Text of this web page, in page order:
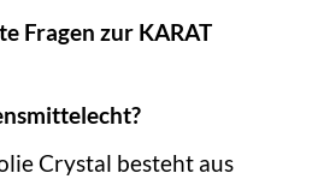
Fragen zur KARAT
Crystal besteht aus